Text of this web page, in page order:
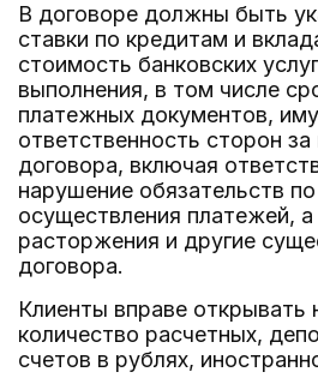
В договоре должны быть
ставки по кредитам и
стоимость банковских
выполнения, в том числе
платежных документов,
ответственность сторон
договора, включая
нарушение обязательств
осуществления платежей,
расторжения и другие
договора.
Клиенты вправе
количество расчетных,
счетов в рублях,